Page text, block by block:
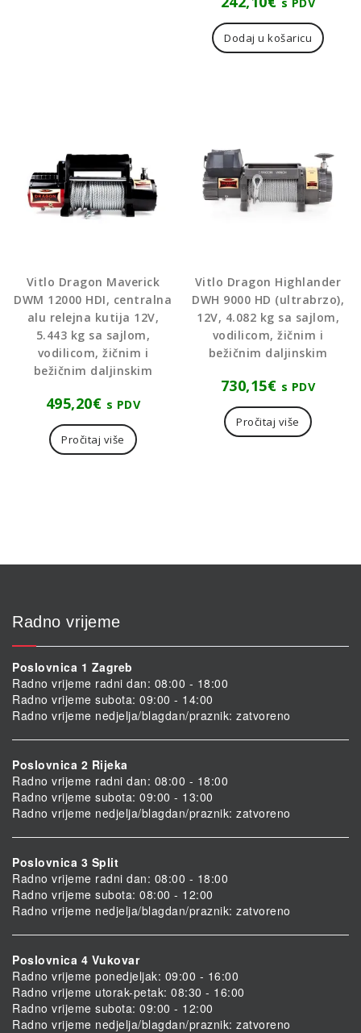
Dodaj u košaricu
Vitlo Dragon Maverick
DWM 12000 HDI, centralna
alu relejna kutija 12V,
5.443 kg sa sajlom,
vodilicom, žičnim i
bežičnim daljinskim
495,20€ s PDV
Pročitaj više
Vitlo Dragon Highlander
DWH 9000 HD (ultrabrzo),
12V, 4.082 kg sa sajlom,
vodilicom, žičnim i
bežičnim daljinskim
730,15€ s PDV
Pročitaj više
Radno vrijeme
Poslovnica 1 Zagreb
Radno vrijeme radni dan: 08:00 - 18:00
Radno vrijeme subota: 09:00 - 14:00
Radno vrijeme nedjelja/blagdan/praznik: zatvoreno
Poslovnica 2 Rijeka
Radno vrijeme radni dan: 08:00 - 18:00
Radno vrijeme subota: 09:00 - 13:00
Radno vrijeme nedjelja/blagdan/praznik: zatvoreno
Poslovnica 3 Split
Radno vrijeme radni dan: 08:00 - 18:00
Radno vrijeme subota: 08:00 - 12:00
Radno vrijeme nedjelja/blagdan/praznik: zatvoreno
Poslovnica 4 Vukovar
Radno vrijeme ponedjeljak: 09:00 - 16:00
Radno vrijeme utorak-petak: 08:30 - 16:00
Radno vrijeme subota: 09:00 - 12:00
Radno vrijeme nedjelja/blagdan/praznik: zatvoreno